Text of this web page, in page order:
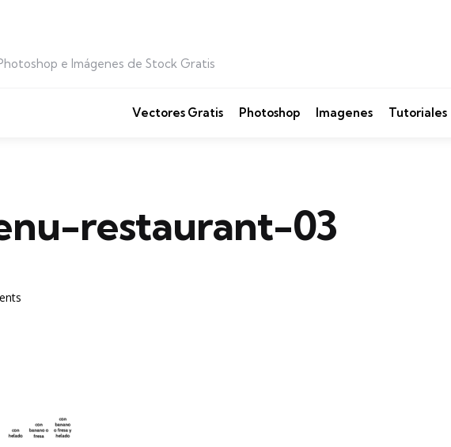
e Imágenes de Stock Gratis
Vectores Gratis Photoshop Imagenes Tutoriales
restaurant-03